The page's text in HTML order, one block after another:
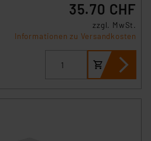
35.70 CHF
zzgl. MwSt.
Informationen zu Versandkosten